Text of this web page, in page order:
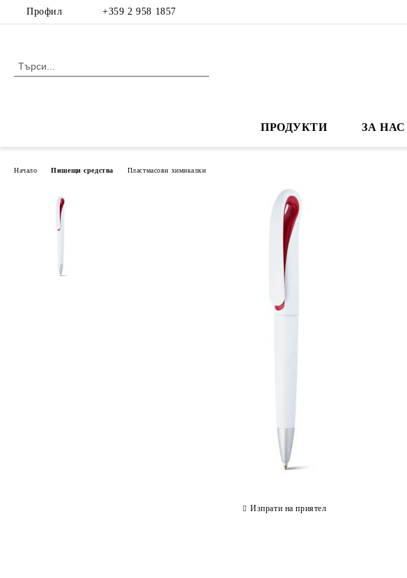
Профил +359 2 958 1857
ПРОДУКТИ ЗА НАС
Начало Пишещи средства Пластмасови химикалки
Изпрати на приятел